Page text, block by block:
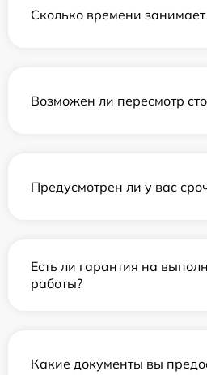
Сколько времени
Возможен ли пересмотр
Предусмотрен ли у вас
Есть ли гарантия на
работы?
Какие документы вы